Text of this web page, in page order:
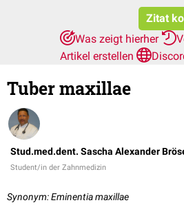
Zitat
Was zeigt hierher
Artikel erstellen
Tuber maxillae
Stud.med.dent. Sascha Alexander
Student/in der Zahnmedizin
Synonym: Eminentia maxillae